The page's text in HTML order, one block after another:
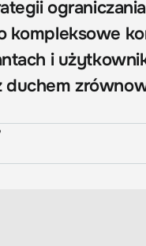
kompleksowe
i